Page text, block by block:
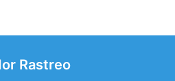
Rastreo